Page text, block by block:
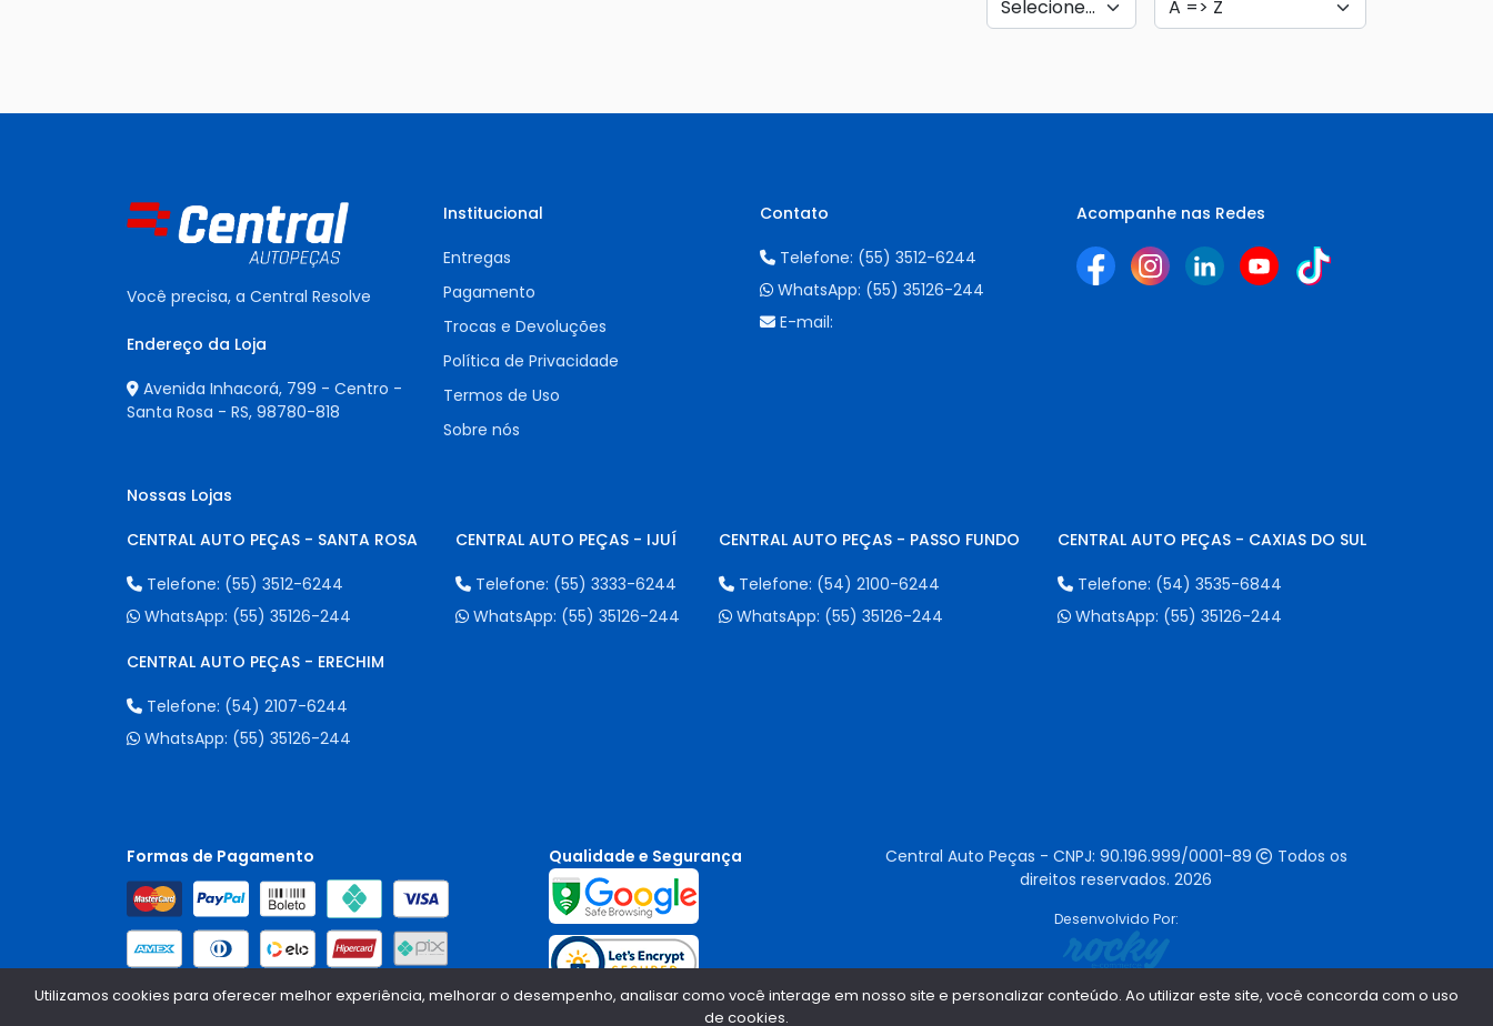
Você precisa, a Central Resolve
Endereço da Loja
Avenida Inhacorá, 799 - Centro -
Santa Rosa - RS, 98780-818
Institucional
Entregas
Pagamento
Trocas e Devoluções
Política de Privacidade
Termos de Uso
Sobre nós
Contato
Telefone: (55) 3512-6244
WhatsApp: (55) 35126-244
E-mail:
Acompanhe nas Redes
Nossas Lojas
CENTRAL AUTO PEÇAS - SANTA ROSA
Telefone: (55) 3512-6244
WhatsApp: (55) 35126-244
CENTRAL AUTO PEÇAS - IJUÍ
Telefone: (55) 3333-6244
WhatsApp: (55) 35126-244
CENTRAL AUTO PEÇAS - PASSO FUNDO
Telefone: (54) 2100-6244
WhatsApp: (55) 35126-244
CENTRAL AUTO PEÇAS - CAXIAS DO SUL
Telefone: (54) 3535-6844
WhatsApp: (55) 35126-244
CENTRAL AUTO PEÇAS - ERECHIM
Telefone: (54) 2107-6244
WhatsApp: (55) 35126-244
Formas de Pagamento Qualidade e Segurança Central Auto Peças - CNPJ: 90.196.999/0001-89
Todos os
direitos reservados. 2026
Desenvolvido Por:
Utilizamos cookies para oferecer melhor experiência, melhorar o desempenho, analisar como você interage em nosso site e personalizar conteúdo. Ao utilizar este site, você concorda com o uso
de cookies.